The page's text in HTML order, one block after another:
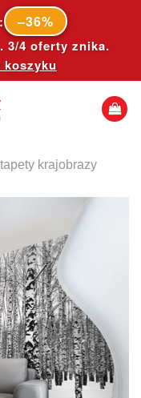
–36%
3/4 oferty znika.
koszyku
krajobrazy